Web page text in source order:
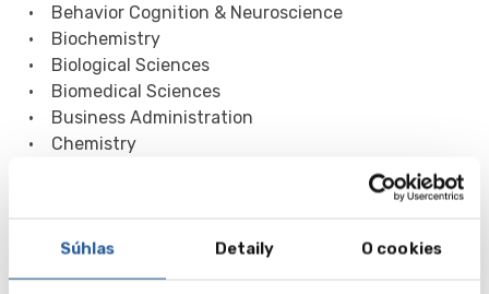
Súhlas Detaily O cookies
• Behavior Cognition & Neuroscience
• Biochemistry
• Biological Sciences
• Biomedical Sciences
• Business Administration
• Chemistry
• Criminology
• Disability Studies